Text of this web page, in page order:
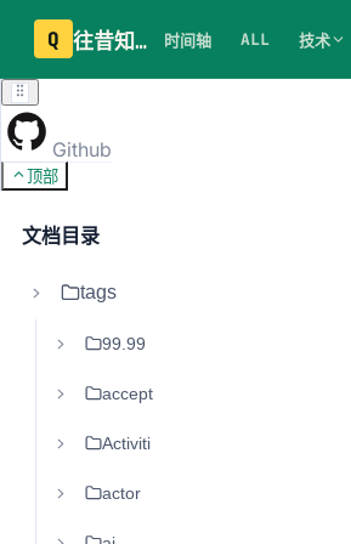
Q 往昔知识库 时间轴 ALL 技术
Github
顶部
文档目录
tags
99.99
accept
Activiti
actor